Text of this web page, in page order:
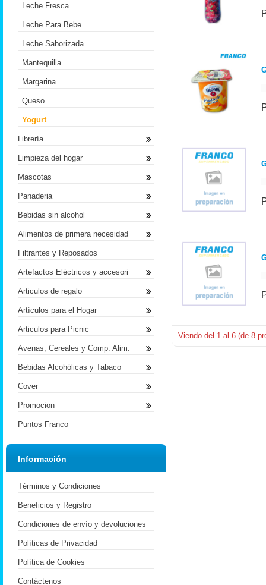
Viendo del 1 al 6 (de 8
Leche Fresca
Leche Para Bebe
Leche Saborizada
Mantequilla
Margarina
Queso
Yogurt
Librería
Limpieza del hogar
Mascotas
Panaderia
Bebidas sin alcohol
Alimentos de primera necesidad
Filtrantes y Reposados
Artefactos Eléctricos y accesori
Articulos de regalo
Artículos para el Hogar
Articulos para Picnic
Avenas, Cereales y Comp. Alim.
Bebidas Alcohólicas y Tabaco
Cover
Promocion
Puntos Franco
Información
Términos y Condiciones
Beneficios y Registro
Condiciones de envío y devoluciones
Políticas de Privacidad
Política de Cookies
Contáctenos